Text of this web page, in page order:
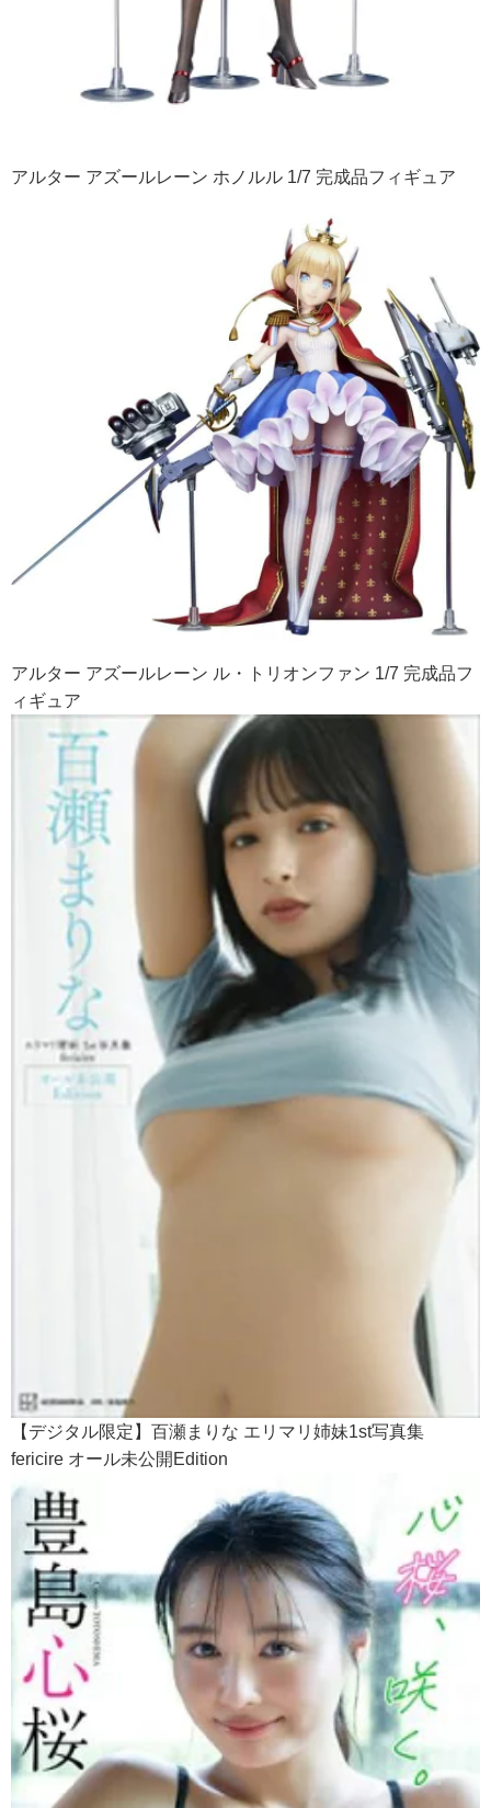
アルター アズールレーン ホノルル 1/7 完成品フィギュア
アルター アズールレーン ル・トリオンファン 1/7 完成品フ
ィギュア
【デジタル限定】百瀬まりな エリマリ姉妹1st写真集
fericire オール未公開Edition